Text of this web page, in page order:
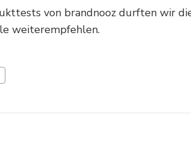
von brandnooz durften wir
weiterempfehlen.